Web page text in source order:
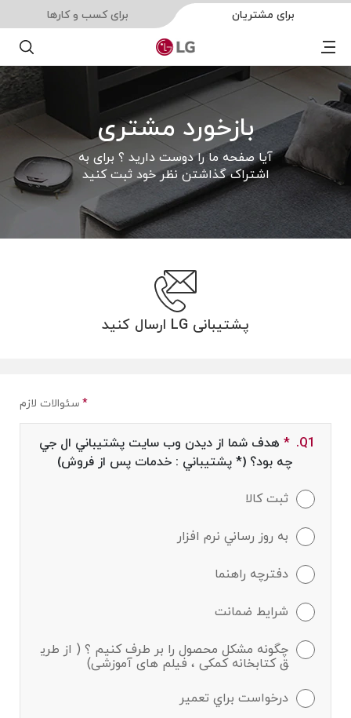
برای مشتریان برای کسب و کارها
Menu جستجو
بازخورد مشتری
آیا صفحه ما را دوست دارید ؟ برای به
اشتراک گذاشتن نظر خود ثبت کنید
پشتیبانی LG ارسال کنید
* سئوالات لازم
Q1.
*
Required field
هدف شما از ديدن وب سايت پشتيباني ال جي
چه بود؟ (* پشتيباني : خدمات پس از فروش)
ثبت كالا
به روز رساني نرم افزار
دفترچه راهنما
شرايط ضمانت
چگونه مشکل محصول را بر طرف کنیم ؟ ( از طری
ق کتابخانه کمکی ، فیلم های آموزشی)
درخواست براي تعمير